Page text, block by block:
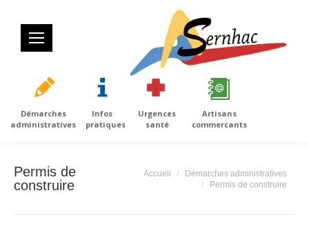
Démarches
administratives
Infos
pratiques
Urgences
santé
Artisans
commercants
Permis de
construire
Vous êtes ici :
Accueil
Démarches administratives
Permis de construire